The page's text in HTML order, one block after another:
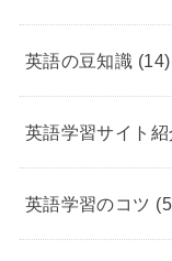
英語の豆知識 (14)
英語学習サイト紹
英語学習のコツ